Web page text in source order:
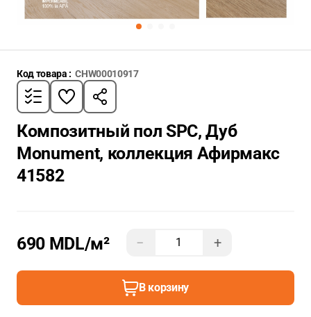
Код товара : CHW00010917
Композитный пол SPC, Дуб
Monument, коллекция Афирмакс
41582
690 MDL/м² − +
В корзину